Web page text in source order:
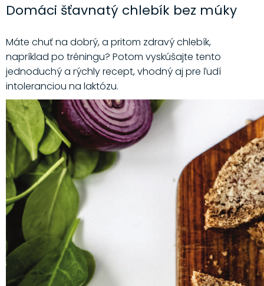
Domáci šťavnatý chlebík bez múky
Máte chuť na dobrý, a pritom zdravý chlebík,
napríklad po tréningu? Potom vyskúšajte tento
jednoduchý a rýchly recept, vhodný aj pre ľudí
intoleranciou na laktózu.